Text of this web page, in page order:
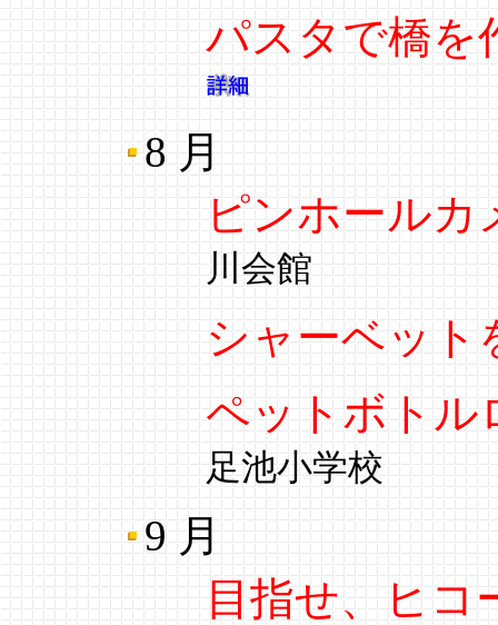
パスタで橋を
8 月
ピンホールカ
川会館
シャーベット
ペットボトル
足池小学校
9 月
目指せ、ヒコ